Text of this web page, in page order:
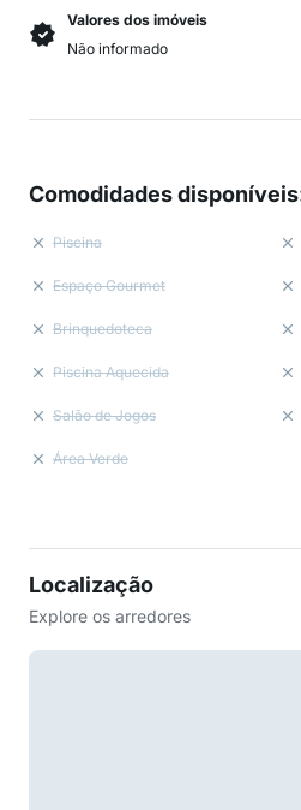
Valores dos imóveis
Não informado
Comodidades disponíveis
Piscina
Espaço Gourmet
Brinquedoteca
Piscina Aquecida
Salão de Jogos
Área Verde
Localização
Explore os arredores